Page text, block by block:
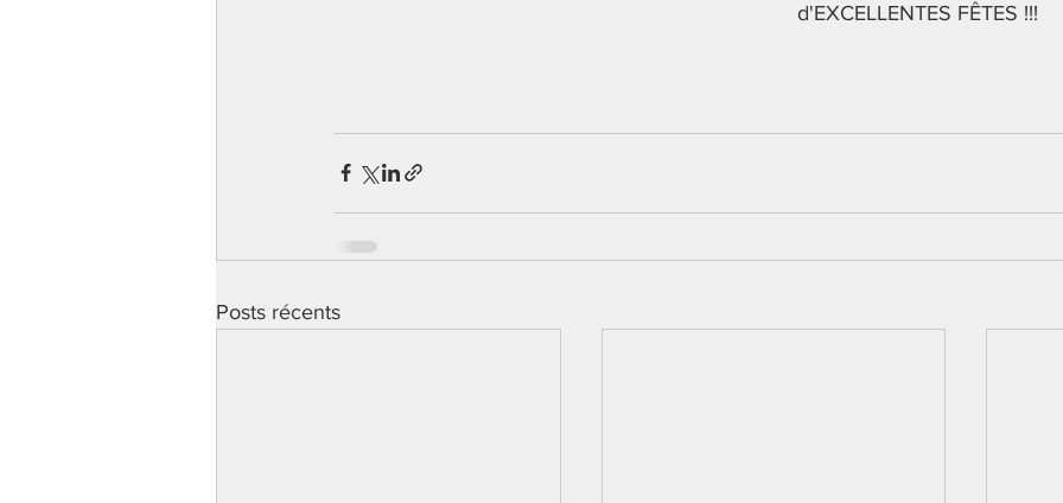
d'EXCELLENTES FÊTES !!!
Posts récents